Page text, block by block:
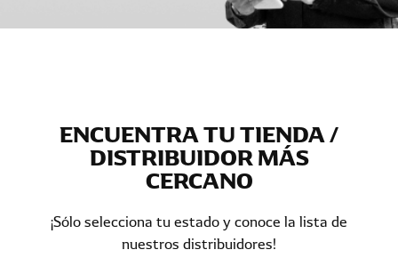
ENCUENTRA TU TIENDA /
DISTRIBUIDOR MÁS
CERCANO
¡Sólo selecciona tu estado y conoce la lista de
nuestros distribuidores!